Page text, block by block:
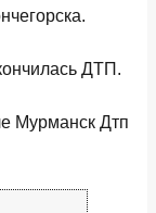
ДТП.
Мурманск Дтп